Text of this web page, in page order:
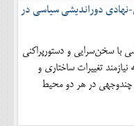
نهادی دوراندیشی سیاسی در
با سخن‌سرایی و دستورپراکنی
تغییرات ساختاری و
در هر دو محیط